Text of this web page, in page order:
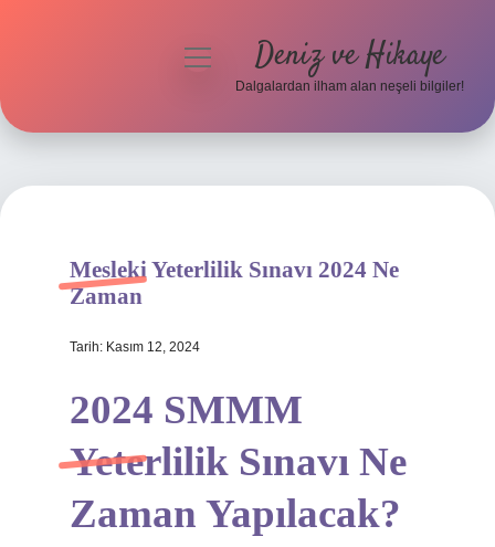
Hakkımızda
menüyü
Deniz ve Hikaye
Dalgalardan ilham alan neşeli bilgiler!
Mesleki Yeterlilik Sınavı 2024 Ne
Zaman
Tarih: Kasım 12, 2024
2024 SMMM
Yeterlilik Sınavı Ne
Zaman Yapılacak?